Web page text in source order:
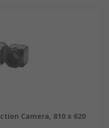
งาน
ามละเอียดสูงไว้ที่
ามารถสอดเข้าไปใน
Camera, 810 x 620